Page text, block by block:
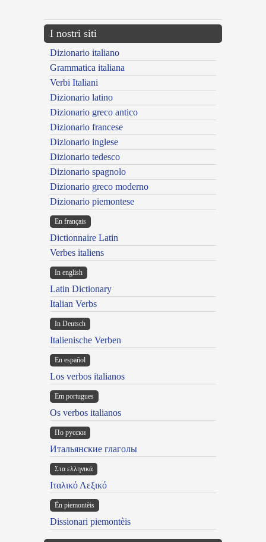
I nostri siti
Dizionario italiano
Grammatica italiana
Verbi Italiani
Dizionario latino
Dizionario greco antico
Dizionario francese
Dizionario inglese
Dizionario tedesco
Dizionario spagnolo
Dizionario greco moderno
Dizionario piemontese
En français
Dictionnaire Latin
Verbes italiens
In english
Latin Dictionary
Italian Verbs
In Deutsch
Italienische Verben
En español
Los verbos italianos
Em portugues
Os verbos italianos
По русски
Итальянские глаголы
Στα ελληνικά
Ιταλικό Λεξικό
Ën piemontèis
Dissionari piemontèis